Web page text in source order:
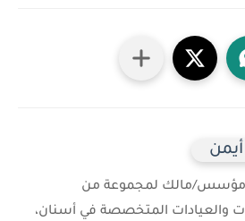
أيمن
مالك لمجموعة من
والعيادات المتخصصة في أسنان،